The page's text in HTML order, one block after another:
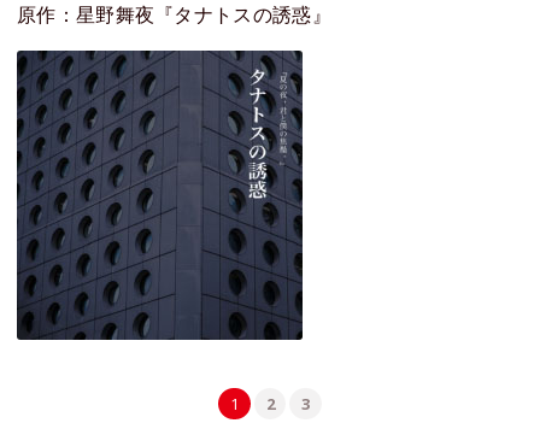
原作：星野舞夜『タナトスの誘惑』
1 2 3